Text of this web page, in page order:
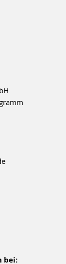
bei: